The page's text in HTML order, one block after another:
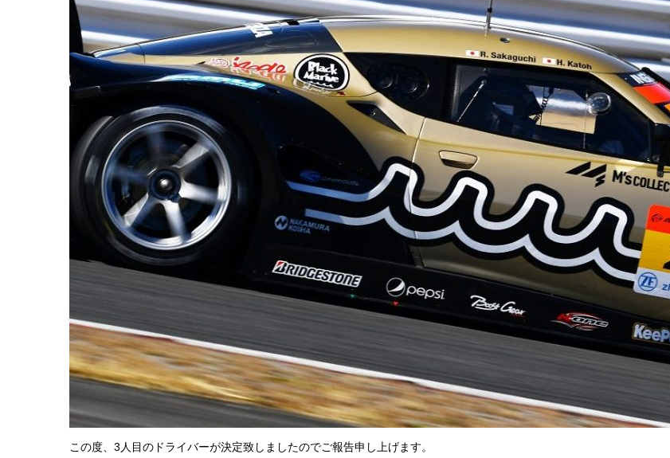
この度、3人目のドライバーが決定致しましたのでご報告申し上げます。